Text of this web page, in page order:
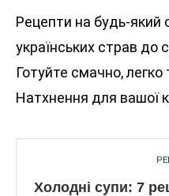
Рецепти на будь-який
українських страв до
Готуйте смачно,
Натхнення для вашої
Холодні супи: 7